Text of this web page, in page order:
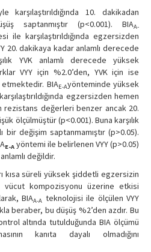
karşılaştırıldığında 10. dakikadan
saptanmıştır (p<0.001). BIAA-
karşılaştırıldığında egzersizden
20. dakikaya kadar anlamlı derecede
YVK anlamlı derecede yüksek
VYY için %2.0’den, YVK için ise
BIAE-Ayönteminde yüksek
egzersizden hemen
rezistans değerleri benzer ancak 20.
ölçülmüştür (p<0.001). Buna karşılık
değişim saptanmamıştır (p>0.05).
E-A yöntemi ile belirlenen VYY (p>0.05)
değildir.
kısa süreli yüksek şiddetli egzersizin
kompozisyonu üzerine etkisi
BIAA-A teknolojisi ile ölçülen VYY
beraber, bu düşüş %2’den azdır. Bu
altında tutulduğunda BIA ölçümü
kanıta dayalı olmadığını